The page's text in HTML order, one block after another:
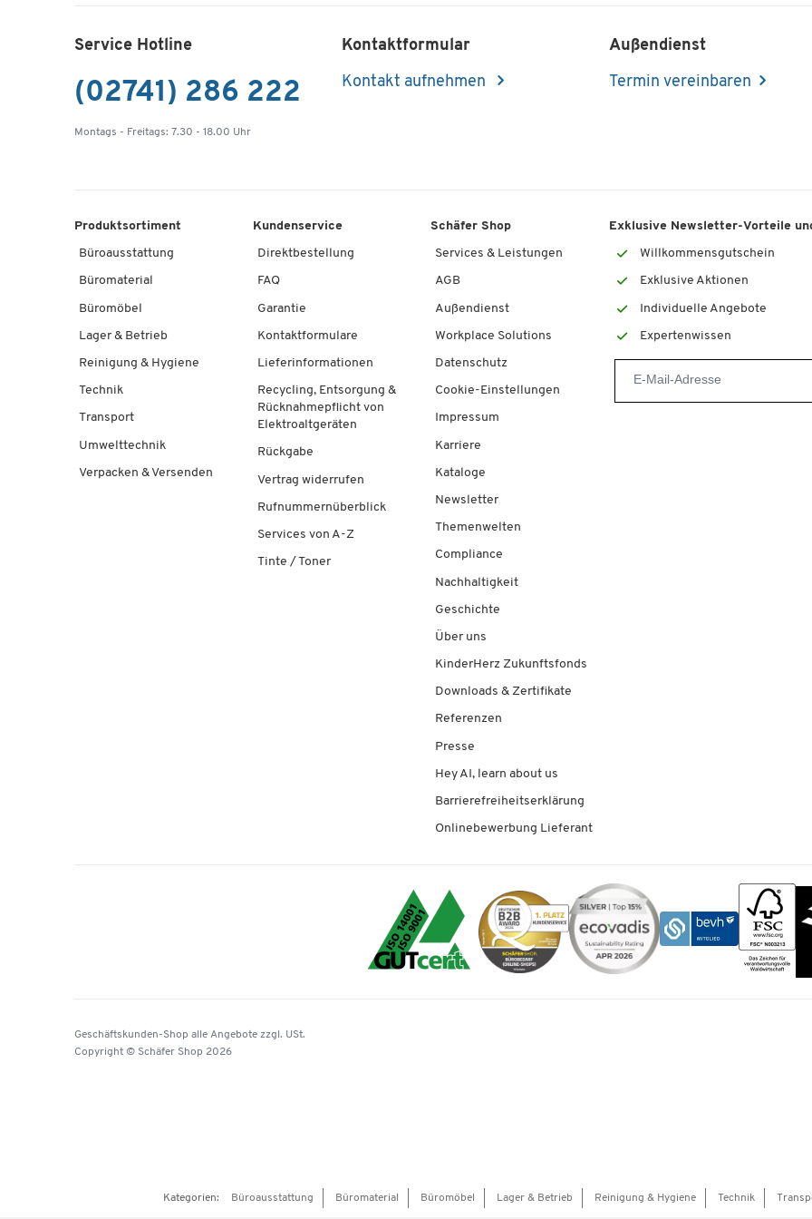
Service Hotline
(02741) 286 222
Montags - Freitags: 7.30 - 18.00 Uhr
Kontaktformular
Kontakt aufnehmen
Außendienst
Termin vereinbaren
Produktsortiment
Büroausstattung
Büromaterial
Büromöbel
Lager & Betrieb
Reinigung & Hygiene
Technik
Transport
Umwelttechnik
Verpacken & Versenden
Kundenservice
Direktbestellung
FAQ
Garantie
Kontaktformulare
Lieferinformationen
Recycling, Entsorgung &
Rücknahmepflicht von
Elektroaltgeräten
Rückgabe
Vertrag widerrufen
Rufnummernüberblick
Services von A-Z
Tinte / Toner
Schäfer Shop
Services & Leistungen
AGB
Außendienst
Workplace Solutions
Datenschutz
Cookie-Einstellungen
Impressum
Karriere
Kataloge
Newsletter
Themenwelten
Compliance
Nachhaltigkeit
Geschichte
Über uns
KinderHerz Zukunftsfonds
Downloads & Zertifikate
Referenzen
Presse
Hey AI, learn about us
Barrierefreiheitserklärung
Onlinebewerbung Lieferant
Exklusive Newsletter-Vorteile
Willkommensgutschein
Exklusive Aktionen
Individuelle Angebote
Expertenwissen
Geschäftskunden-Shop alle Angebote zzgl. USt.
Copyright © Schäfer Shop 2026
Kategorien: Büroausstattung Büromaterial Büromöbel Lager & Betrieb Reinigung & Hygiene Technik